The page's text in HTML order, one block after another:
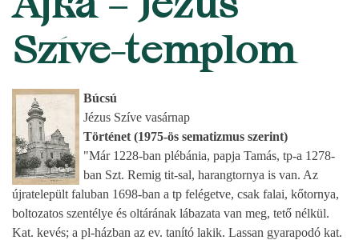
Szíve-templom
Búcsú
Jézus Szíve vasárnap
Történet (1975-ös sematizmus szerint)
"Már 1228-ban plébánia, papja Tamás, tp-a 1278-
ban Szt. Remig tit-sal, harangtornya is van. Az
újratelepült faluban 1698-ban a tp felégetve, csak falai, kőtornya,
boltozatos szentélye és oltárának lábazata van meg, tető nélkül.
Kat. kevés; a pl-házban az ev. tanító lakik. Lassan gyarapodó kat.